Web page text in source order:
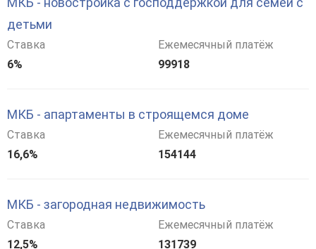
детьми
Ставка
6%
Ежемесячный платёж
99918
МКБ - апартаменты в строящемся доме
Ставка
16,6%
Ежемесячный платёж
154144
МКБ - загородная недвижимость
Ставка
12,5%
Ежемесячный платёж
131739